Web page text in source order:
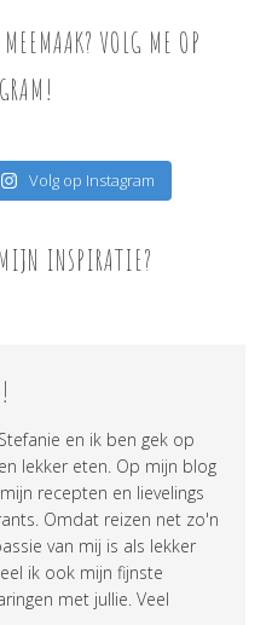
VOLG ME OP
Volg op Instagram
INSPIRATIE?
en ik ben gek op
lekker eten. Op mijn blog
recepten en lievelings
Omdat reizen net zo'n
van mij is als lekker
ik ook mijn fijnste
met jullie. Veel